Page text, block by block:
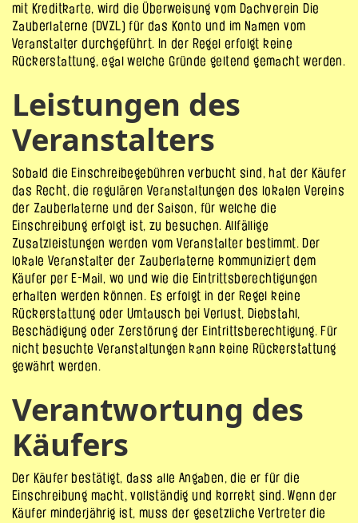
mit Kreditkarte, wird die Überweisung vom Dachverein Die
Zauberlaterne (DVZL) für das Konto und im Namen vom
Veranstalter durchgeführt. In der Regel erfolgt keine
Rückerstattung, egal welche Gründe geltend gemacht werden.
Leistungen des
Veranstalters
Sobald die Einschreibegebühren verbucht sind, hat der Käufer
das Recht, die regulären Veranstaltungen des lokalen Vereins
der Zauberlaterne und der Saison, für welche die
Einschreibung erfolgt ist, zu besuchen. Allfällige
Zusatzleistungen werden vom Veranstalter bestimmt. Der
lokale Veranstalter der Zauberlaterne kommuniziert dem
Käufer per E-Mail, wo und wie die Eintrittsberechtigungen
erhalten werden können. Es erfolgt in der Regel keine
Rückerstattung oder Umtausch bei Verlust, Diebstahl,
Beschädigung oder Zerstörung der Eintrittsberechtigung. Für
nicht besuchte Veranstaltungen kann keine Rückerstattung
gewährt werden.
Verantwortung des
Käufers
Der Käufer bestätigt, dass alle Angaben, die er für die
Einschreibung macht, vollständig und korrekt sind. Wenn der
Käufer minderjährig ist, muss der gesetzliche Vertreter die